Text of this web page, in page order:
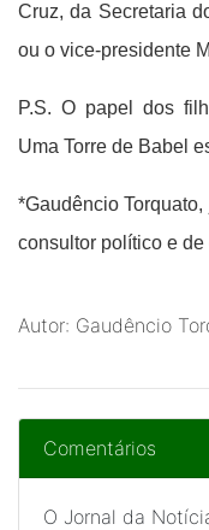
Cruz, da Secretaria
ou o vice-presidente
P.S. O papel dos
Uma Torre de Babel
*Gaudêncio
consultor político e
Autor: Gaudêncio
Comentários
O Jornal da